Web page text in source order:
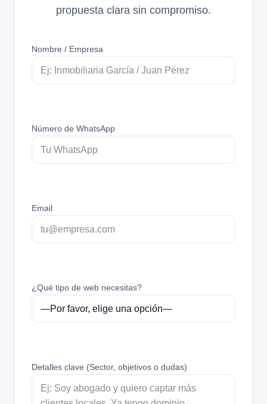
propuesta clara sin compromiso.
Nombre / Empresa
Número de WhatsApp
Email
¿Qué tipo de web necesitas?
Detalles clave (Sector, objetivos o dudas)